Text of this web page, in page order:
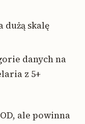
dużą skalę
danych na
z 5+
ale powinna